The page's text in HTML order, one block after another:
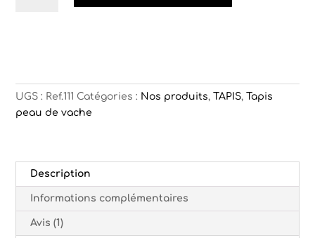
UGS : Ref.111 Catégories : Nos produits, TAPIS, Tapis
peau de vache
Description
Informations complémentaires
Avis (1)